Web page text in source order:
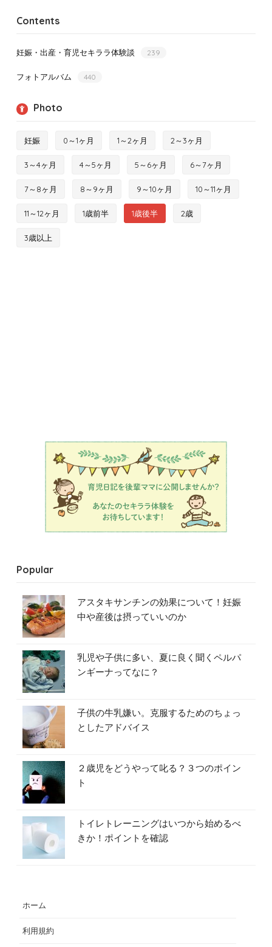
Contents
妊娠・出産・育児セキララ体験談 239
フォトアルバム 440
Photo
妊娠 0～1ヶ月 1～2ヶ月 2～3ヶ月
3～4ヶ月 4～5ヶ月 5～6ヶ月 6～7ヶ月
7～8ヶ月 8～9ヶ月 9～10ヶ月 10～11ヶ月
11～12ヶ月 1歳前半 1歳後半 2歳
3歳以上
Popular
アスタキサンチンの効果について！妊娠
中や産後は摂っていいのか
乳児や子供に多い、夏に良く聞くペルパ
ンギーナってなに？
子供の牛乳嫌い。克服するためのちょっ
としたアドバイス
２歳児をどうやって叱る？３つのポイン
ト
トイレトレーニングはいつから始めるべ
きか！ポイントを確認
ホーム
利用規約